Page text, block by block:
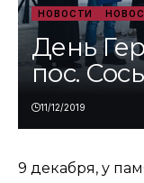
НОВОСТИ
День
пос.
11/12/2019
9 декабря, у